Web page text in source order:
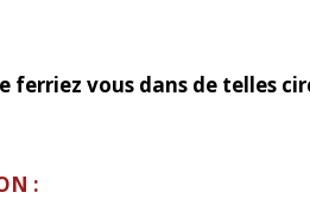
ferriez vous dans de telles
: